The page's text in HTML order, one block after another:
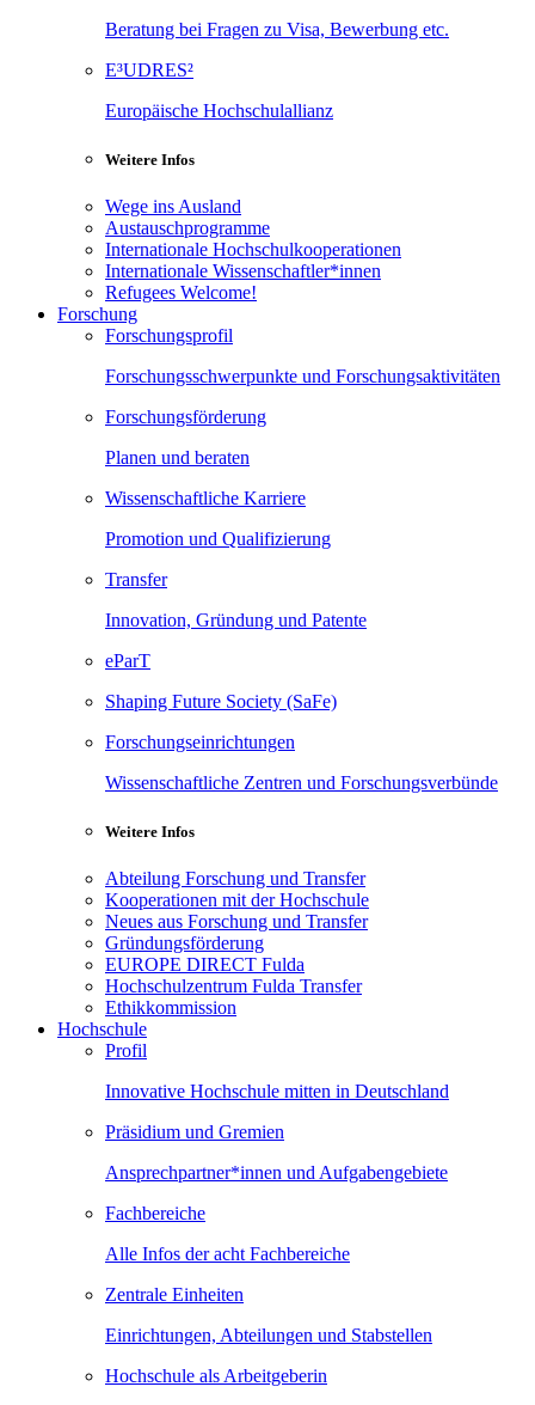
Beratung bei Fragen zu Visa, Bewerbung etc.
E³UDRES²
Europäische Hochschulallianz
Weitere Infos
Wege ins Ausland
Austauschprogramme
Internationale Hochschulkooperationen
Internationale Wissenschaftler*innen
Refugees Welcome!
Forschung
Forschungsprofil
Forschungsschwerpunkte und Forschungsaktivitäten
Forschungsförderung
Planen und beraten
Wissenschaftliche Karriere
Promotion und Qualifizierung
Transfer
Innovation, Gründung und Patente
eParT
Shaping Future Society (SaFe)
Forschungseinrichtungen
Wissenschaftliche Zentren und Forschungsverbünde
Weitere Infos
Abteilung Forschung und Transfer
Kooperationen mit der Hochschule
Neues aus Forschung und Transfer
Gründungsförderung
EUROPE DIRECT Fulda
Hochschulzentrum Fulda Transfer
Ethikkommission
Hochschule
Profil
Innovative Hochschule mitten in Deutschland
Präsidium und Gremien
Ansprechpartner*innen und Aufgabengebiete
Fachbereiche
Alle Infos der acht Fachbereiche
Zentrale Einheiten
Einrichtungen, Abteilungen und Stabstellen
Hochschule als Arbeitgeberin